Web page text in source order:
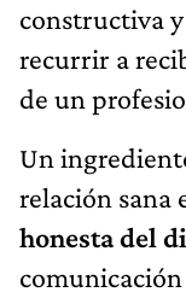
constructiva
recurrir a
de un
Un
relación sana
honesta del